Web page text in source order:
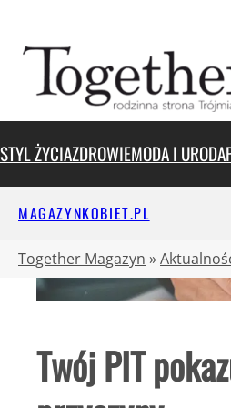
treści
STYL ŻYCIAZDROWIEMODA I URODA
MAGAZYNKOBIET.PL
Together Magazyn »
Twój PIT